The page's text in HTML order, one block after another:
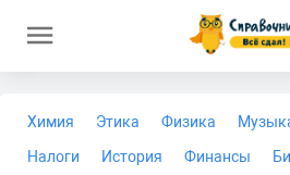
Химия Этика Физика
Налоги
История Финансы